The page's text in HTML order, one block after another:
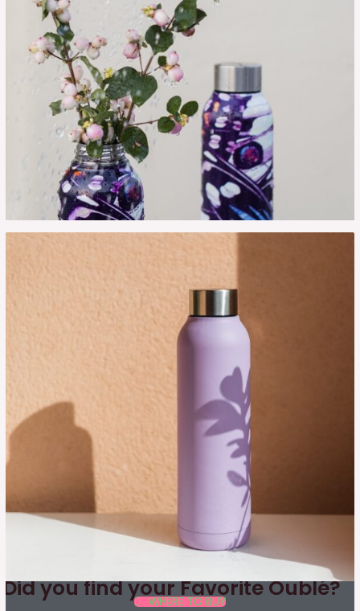
Did you find your Favorite Oublé?
WHERE TO BUY